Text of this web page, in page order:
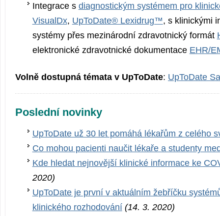
Integrace s diagnostickým systémem pro
VisualDx, UpToDate® Lexidrug™, s klinickými
systémy přes mezinárodní zdravotnický formát
elektronické zdravotnické dokumentace EHR/
Volně dostupná témata v UpToDate: UpToDate
Poslední novinky
UpToDate už 30 let pomáhá lékařům z celého
Co mohou pacienti naučit lékaře a studenty
Kde hledat nejnovější klinické informace ke
2020)
UpToDate je první v aktuálním žebříčku
klinického rozhodování (14. 3. 2020)